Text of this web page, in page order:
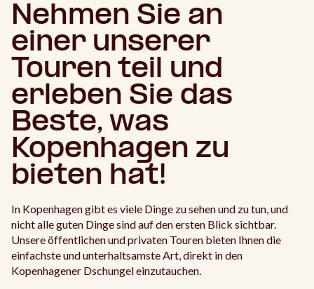
Nehmen Sie an
einer unserer
Touren teil und
erleben Sie das
Beste, was
Kopenhagen zu
bieten hat!
In Kopenhagen gibt es viele Dinge zu sehen und zu tun, und
nicht alle guten Dinge sind auf den ersten Blick sichtbar.
Unsere öffentlichen und privaten Touren bieten Ihnen die
einfachste und unterhaltsamste Art, direkt in den
Kopenhagener Dschungel einzutauchen.